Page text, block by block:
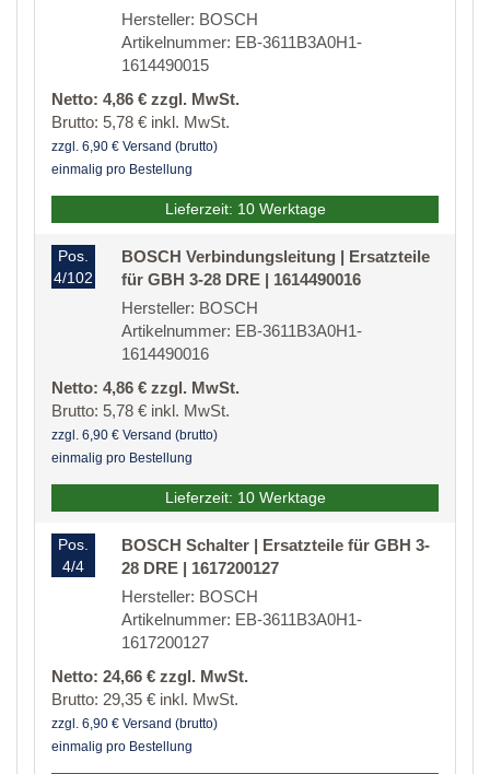
Hersteller: BOSCH
Artikelnummer: EB-3611B3A0H1-
1614490015
Netto: 4,86 € zzgl. MwSt.
Brutto: 5,78 € inkl. MwSt.
zzgl. 6,90 € Versand (brutto)
einmalig pro Bestellung
Lieferzeit: 10 Werktage
Pos.
4/102
BOSCH Verbindungsleitung | Ersatzteile
für GBH 3-28 DRE | 1614490016
Hersteller: BOSCH
Artikelnummer: EB-3611B3A0H1-
1614490016
Netto: 4,86 € zzgl. MwSt.
Brutto: 5,78 € inkl. MwSt.
zzgl. 6,90 € Versand (brutto)
einmalig pro Bestellung
Lieferzeit: 10 Werktage
Pos.
4/4
BOSCH Schalter | Ersatzteile für GBH 3-
28 DRE | 1617200127
Hersteller: BOSCH
Artikelnummer: EB-3611B3A0H1-
1617200127
Netto: 24,66 € zzgl. MwSt.
Brutto: 29,35 € inkl. MwSt.
zzgl. 6,90 € Versand (brutto)
einmalig pro Bestellung